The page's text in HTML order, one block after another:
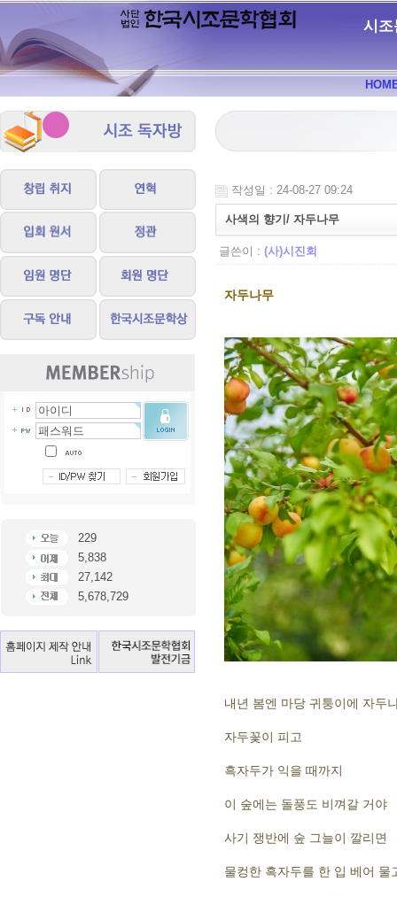
시조
229
5,838
27,142
5,678,729
작성일 : 24-08-27 09:24
사색의 향기/ 자두나무
글쓴이 : (사)시진회
자두나무
내년 봄엔 마당 귀퉁이에 자두
자두꽃이 피고
흑자두가 익을 때까지
이 숲에는 돌풍도 비껴갈 거야
사기 쟁반에 숲 그늘이 깔리면
물컹한 흑자두를 한 입 베어 물